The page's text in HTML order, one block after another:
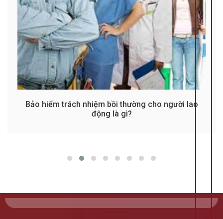
Bảo hiểm trách nhiệm bồi thường cho người lao
động là gì?